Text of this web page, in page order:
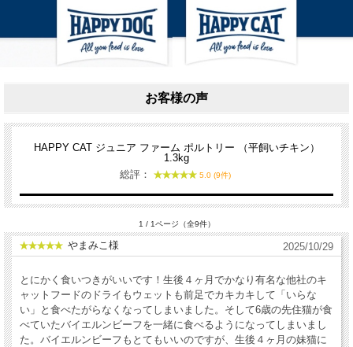
お客様の声
HAPPY CAT ジュニア ファーム ポルトリー （平飼いチキン）
1.3kg
総評：
5.0 (9件)
1 / 1ページ（全9件）
やまみこ様 2025/10/29
とにかく食いつきがいいです！生後４ヶ月でかなり有名な他社のキ
ャットフードのドライもウェットも前足でカキカキして「いらな
い」と食べたがらなくなってしまいました。そして6歳の先住猫が食
べていたバイエルンビーフを一緒に食べるようになってしまいまし
た。バイエルンビーフもとてもいいのですが、生後４ヶ月の妹猫に